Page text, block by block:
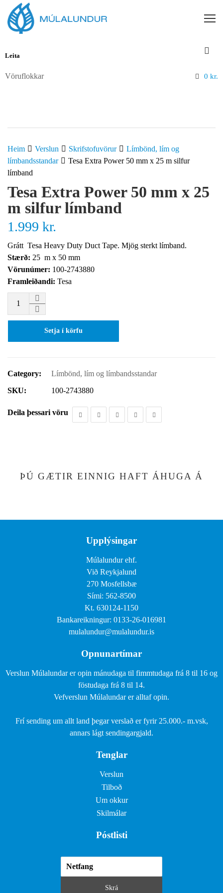
Vöruflokkar 0 kr.
Heim Verslun Skrifstofuvörur
Límbönd, lím og
límbandsstandar
Tesa Extra Power 50 mm x 25 m silfur
límband
Tesa Extra Power 50 mm x 25
m silfur límband
1.999 kr.
Grátt Tesa Heavy Duty Duct Tape. Mjög sterkt límband.
Stærð: 25 m x 50 mm
Vörunúmer: 100-2743880
Framleiðandi: Tesa
Setja í körfu
Category:
Límbönd, lím og límbandsstandar
SKU:
100-2743880
Deila þessari vöru
ÞÚ GÆTIR EINNIG HAFT ÁHUGA Á
Upplýsingar
Múlalundur ehf.
Við Reykjalund
270 Mosfellsbæ
Sími: 562-8500
Kt. 630124-1150
Bankareikningur: 0133-26-016981
mulalundur@mulalundur.is
Opnunartímar
Verslun Múlalundar er opin mánudaga til fimmtudaga frá 8 til 16 og
föstudaga frá 8 til 14.
Vefverslun Múlalundar er alltaf opin.
Frí sending um allt land þegar verslað er fyrir 25.000.- m.vsk,
annars lágt sendingargjald.
Tenglar
Verslun
Tilboð
Um okkur
Skilmálar
Póstlisti